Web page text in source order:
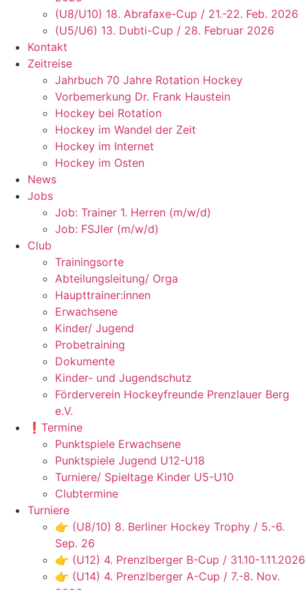
(U8/U10) 18. Abrafaxe-Cup / 21.-22. Feb. 2026
(U5/U6) 13. Dubti-Cup / 28. Februar 2026
Kontakt
Zeitreise
Jahrbuch 70 Jahre Rotation Hockey
Vorbemerkung Dr. Frank Haustein
Hockey bei Rotation
Hockey im Wandel der Zeit
Hockey im Internet
Hockey im Osten
News
Jobs
Job: Trainer 1. Herren (m/w/d)
Job: FSJler (m/w/d)
Club
Trainingsorte
Abteilungsleitung/ Orga
Haupttrainer:innen
Erwachsene
Kinder/ Jugend
Probetraining
Dokumente
Kinder- und Jugendschutz
Förderverein Hockeyfreunde Prenzlauer Berg
e.V.
❗️Termine
Punktspiele Erwachsene
Punktspiele Jugend U12-U18
Turniere/ Spieltage Kinder U5-U10
Clubtermine
Turniere
👉 (U8/10) 8. Berliner Hockey Trophy / 5.-6.
Sep. 26
👉 (U12) 4. Prenzlberger B-Cup / 31.10-1.11.2026
👉 (U14) 4. Prenzlberger A-Cup / 7.-8. Nov.